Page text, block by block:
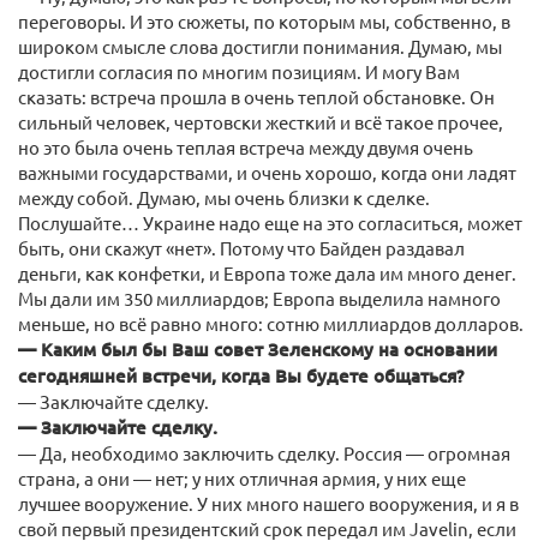
переговоры. И это сюжеты, по которым мы, собственно, в
широком смысле слова достигли понимания. Думаю, мы
достигли согласия по многим позициям. И могу Вам
сказать: встреча прошла в очень теплой обстановке. Он
сильный человек, чертовски жесткий и всё такое прочее,
но это была очень теплая встреча между двумя очень
важными государствами, и очень хорошо, когда они ладят
между собой. Думаю, мы очень близки к сделке.
Послушайте… Украине надо еще на это согласиться, может
быть, они скажут «нет». Потому что Байден раздавал
деньги, как конфетки, и Европа тоже дала им много денег.
Мы дали им 350 миллиардов; Европа выделила намного
меньше, но всё равно много: сотню миллиардов долларов.
— Каким был бы Ваш совет Зеленскому на основании
сегодняшней встречи, когда Вы будете общаться?
— Заключайте сделку.
— Заключайте сделку.
— Да, необходимо заключить сделку. Россия — огромная
страна, а они — нет; у них отличная армия, у них еще
лучшее вооружение. У них много нашего вооружения, и я в
свой первый президентский срок передал им Javelin, если